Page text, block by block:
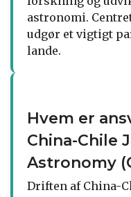
astronomi.
udgør et vigtigt
lande.
Hvem er
China-Chile
Astronomy
Driften af China-